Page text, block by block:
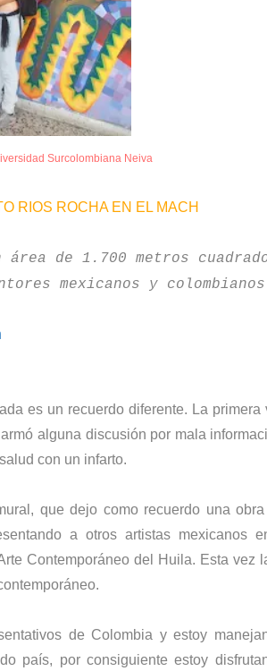
Surcolombiana Neiva
RIOS ROCHA EN EL MACH
de 1.700 metros
mexicanos y
es un recuerdo diferente. La primera
alguna discusión por mala
con un infarto.
que dejo como recuerdo una
a otros artistas mexicanos
Contemporáneo del Huila. Esta vez
de Colombia y estoy
país, por consiguiente estoy